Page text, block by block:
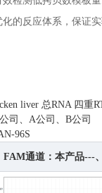
的反应体系，保证实
liver 总RNA 四重
司、A公司、B公司
96S
FAM通道：本产品---